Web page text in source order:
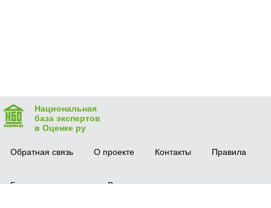
Национальная
база экспертов
в Оценке ру
Обратная связь О проекте Контакты Правила
Безопасная сделка Вопрос-ответ